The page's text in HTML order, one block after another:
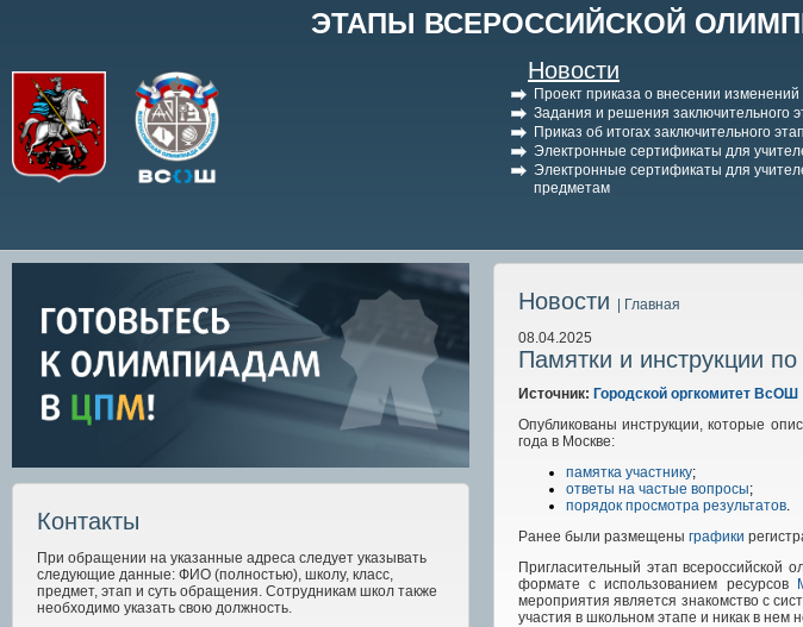
ЭТАПЫ ВСЕРОССИЙСКОЙ
Новости
Проект приказа о внесении
Задания и решения заключительного
Приказ об итогах заключительного
Электронные сертификаты для
Электронные сертификаты для
предметам
Контакты
При обращении на указанные адреса следует указывать
следующие данные: ФИО (полностью), школу, класс,
предмет, этап и суть обращения. Сотрудникам школ также
необходимо указать свою должность.
Новости
| Главная
08.04.2025
Памятки и инструкции
Источник: Городской оргкомитет ВсОШ
Опубликованы инструкции, которые
года в Москве:
памятка участнику;
ответы на частые вопросы;
порядок просмотра результатов.
Ранее были размещены графики
Пригласительный этап всероссийской
формате с использованием ресурсов
мероприятия является знакомство с
участия в школьном этапе и никак в нем